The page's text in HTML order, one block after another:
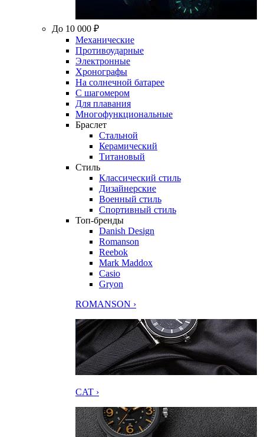
До 10 000 ₽
Механические
Противоударные
Электронные
Хронографы
На солнечной батарее
С шагомером
Для плавания
Многофункциональные
Браслет
Стальной
Керамический
Титановый
Стиль
Классический стиль
Дизайнерские
Военный стиль
Спортивный стиль
Топ-бренды
Danish Design
Romanson
Reebok
Mark Maddox
Casio
Gryon
ROMANSON ›
CAT ›